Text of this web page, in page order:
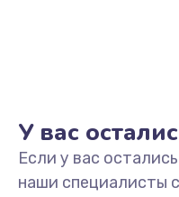
Не
У вас
Если у вас
наши специалисты